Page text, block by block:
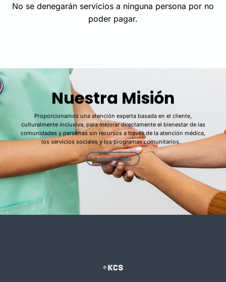
No se denegarán servicios a ninguna persona por no
poder pagar.
Nuestra Misión
Proporcionamos una atención experta basada en el cliente,
culturalmente inclusiva, para mejorar directamente el bienestar de las
comunidades y personas sin recursos a través de la atención médica,
los servicios sociales y losprogramas comunitarios.
Aprende Más